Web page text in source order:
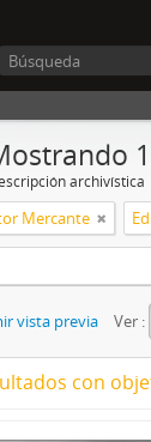
archivística
Mercante
vista previa Ver :
con